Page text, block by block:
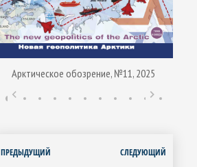
Арктическое обозрение, №11, 2025
ПРЕДЫДУЩИЙ СЛЕДУЮЩИЙ